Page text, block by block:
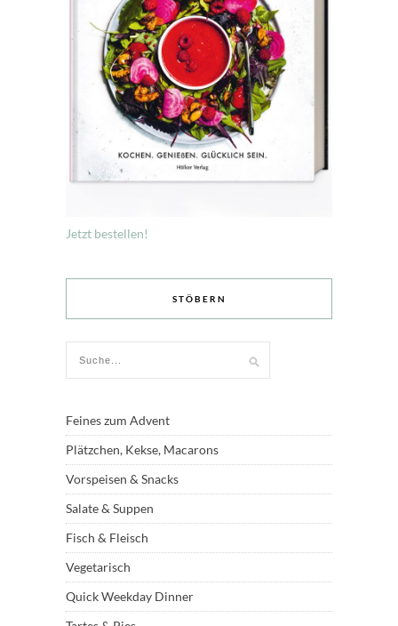
Jetzt bestellen!
STÖBERN
Feines zum Advent
Plätzchen, Kekse, Macarons
Vorspeisen & Snacks
Salate & Suppen
Fisch & Fleisch
Vegetarisch
Quick Weekday Dinner